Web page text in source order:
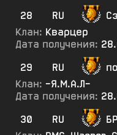
28
RU
Клан: Кварцер
Дата получения:
29
RU
Клан: -Я.М.А.Л-
Дата получения:
30
RU